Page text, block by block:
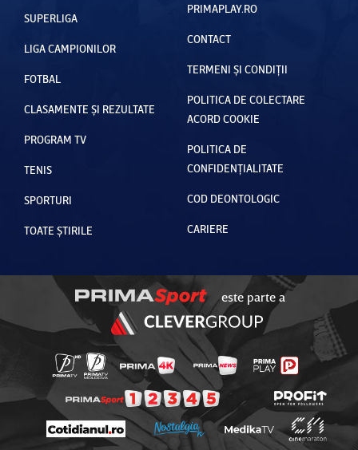
SUPERLIGA
LIGA CAMPIONILOR
FOTBAL
CLASAMENTE ȘI REZULTATE
PROGRAM TV
TENIS
SPORTURI
TOATE ȘTIRILE
PRIMAPLAY.RO
CONTACT
TERMENI ȘI CONDIȚII
POLITICA DE COLECTARE
ACORD COOKIE
POLITICA DE
CONFIDENȚIALITATE
COD DEONTOLOGIC
CARIERE
este parte a